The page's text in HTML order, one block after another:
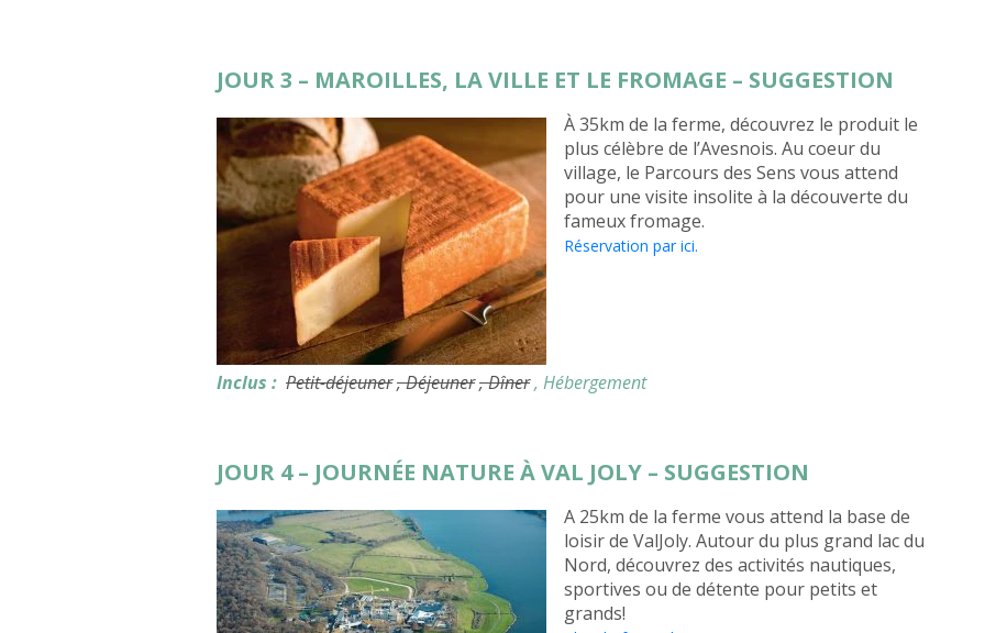
JOUR 3 – MAROILLES, LA VILLE ET LE FROMAGE – SUGGESTION
À 35km de la ferme, découvrez le produit le
plus célèbre de l’Avesnois. Au coeur du
village, le Parcours des Sens vous attend
pour une visite insolite à la découverte du
fameux fromage.
Réservation par ici.
Inclus : Petit-déjeuner, Déjeuner, Dîner, Hébergement
JOUR 4 – JOURNÉE NATURE À VAL JOLY – SUGGESTION
A 25km de la ferme vous attend la base de
loisir de ValJoly. Autour du plus grand lac du
Nord, découvrez des activités nautiques,
sportives ou de détente pour petits et
grands!